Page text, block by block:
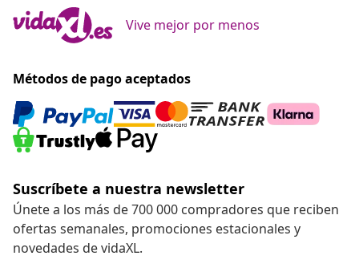
Vive mejor por menos
Métodos de pago aceptados
Suscríbete a nuestra newsletter
Únete a los más de 700 000 compradores que reciben
ofertas semanales, promociones estacionales y
novedades de vidaXL.